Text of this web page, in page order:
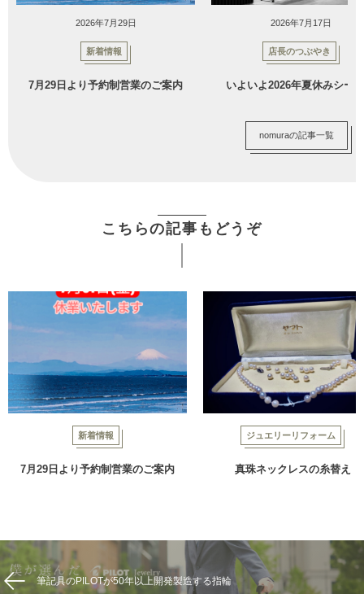
2026年7月29日
新着情報
7月29日より予約制営業のご案内
2026年7月17日
店長のつぶやき
いよいよ2026年夏休みシー
nomuraの記事一覧
こちらの記事もどうぞ
新着情報
7月29日より予約制営業のご案内
ジュエリーリフォーム
真珠ネックレスの糸替え
筆記具のPILOTが50年以上開発製造する指輪